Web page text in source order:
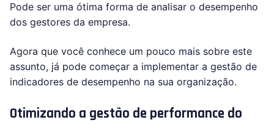
Pode ser uma ótima forma de analisar o desempenho
dos gestores da empresa.
Agora que você conhece um pouco mais sobre este
assunto, já pode começar a implementar a gestão de
indicadores de desempenho na sua organização.
Otimizando a gestão de performance do